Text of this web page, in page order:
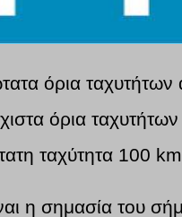
όρια
όρια
ταχύτητα 100
η σημασία του